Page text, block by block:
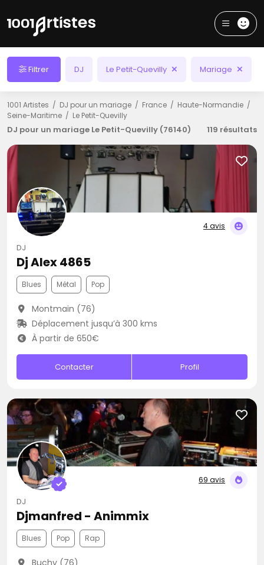
Filtrer DJ Le Petit-Quevilly Mariage
1001 Artistes DJ pour un mariage France
Haute-Normandie
Seine-Maritime
Le Petit-Quevilly
DJ pour un mariage Le Petit-Quevilly (76140) 119 résultats
4 avis
DJ
Dj Alex 4865
Blues Métal Pop
Montmain (76)
Déplacement jusqu’à 300 kms
À partir de 650€
Contacter Profil
69 avis
DJ
Djmanfred - Animmix
Blues Pop Rap
Buchy (76)